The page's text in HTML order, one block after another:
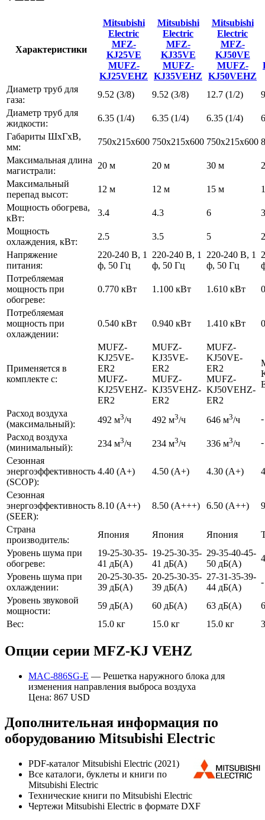
Характеристики
Mitsubishi
Electric
MFZ-
KJ25VE
MUFZ-
KJ25VEHZ
Mitsubishi
Electric
MFZ-
KJ35VE
MUFZ-
KJ35VEHZ
Mitsubishi
Electric
MFZ-
KJ50VE
MUFZ-
KJ50VEHZ
Диаметр труб для
газа:
9.52 (3/8) 9.52 (3/8) 12.7 (1/2)
Диаметр труб для
жидкости:
6.35 (1/4) 6.35 (1/4) 6.35 (1/4)
Габариты ШхГхВ,
мм:
750x215x600 750x215x600 750x215x600
Максимальная длина
магистрали:
20 м 20 м 30 м
Максимальный
перепад высот:
12 м 12 м 15 м
Мощность обогрева,
кВт:
3.4 4.3 6
Мощность
охлаждения, кВт:
2.5 3.5 5
Напряжение
питания:
220-240 В, 1
ф, 50 Гц
220-240 В, 1
ф, 50 Гц
220-240 В, 1
ф, 50 Гц
Потребляемая
мощность при
обогреве:
0.770 кВт 1.100 кВт 1.610 кВт
Потребляемая
мощность при
охлаждении:
0.540 кВт 0.940 кВт 1.410 кВт
Применяется в
комплекте с:
MUFZ-
KJ25VE-
ER2
MUFZ-
KJ25VEHZ-
ER2
MUFZ-
KJ35VE-
ER2
MUFZ-
KJ35VEHZ-
ER2
MUFZ-
KJ50VE-
ER2
MUFZ-
KJ50VEHZ-
ER2
Расход воздуха
(максимальный):
492 м3/ч 492 м3/ч 646 м3/ч
-
Расход воздуха
(минимальный):
234 м3/ч 234 м3/ч 336 м3/ч
-
Сезонная
энергоэффективность
(SCOP):
4.40 (A+) 4.50 (A+) 4.30 (A+)
Сезонная
энергоэффективность
(SEER):
8.10 (A++) 8.50 (A+++) 6.50 (A++)
Страна
производитель:
Япония Япония Япония
Уровень шума при
обогреве:
19-25-30-35-
41 дБ(А)
19-25-30-35-
41 дБ(А)
29-35-40-45-
50 дБ(А)
Уровень шума при
охлаждении:
20-25-30-35-
39 дБ(А)
20-25-30-35-
39 дБ(А)
27-31-35-39-
44 дБ(А)
-
Уровень звуковой
мощности:
59 дБ(А) 60 дБ(А) 63 дБ(А)
Вес:
15.0 кг 15.0 кг 15.0 кг
Опции серии MFZ-KJ VEHZ
MAC-886SG-E — Решетка наружного блока для
изменения направления выброса воздуха
Цена: 867 USD
Дополнительная информация по
оборудованию Mitsubishi Electric
PDF-каталог Mitsubishi Electric (2021)
Все каталоги, буклеты и книги по
Mitsubishi Electric
Технические книги по Mitsubishi Electric
Чертежи Mitsubishi Electric в формате DXF